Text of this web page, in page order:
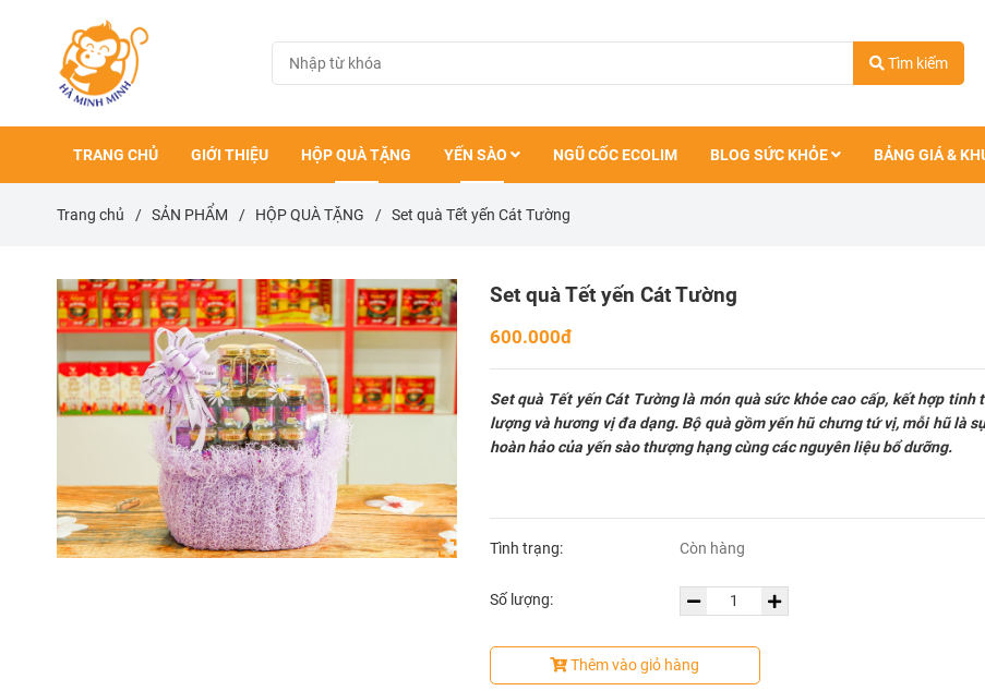
Tìm kiếm
TRANG CHỦ GIỚI THIỆU HỘP QUÀ TẶNG YẾN SÀO NGŨ CỐC ECOLIM BLOG SỨC KHỎE BẢNG GIÁ &
Trang chủ / SẢN PHẨM / HỘP QUÀ TẶNG / Set quà Tết yến Cát Tường
Set quà Tết yến Cát Tường
600.000đ
Set quà Tết yến Cát Tường là món quà sức khỏe cao cấp, kết hợp tinh
lượng và hương vị đa dạng. Bộ quà gồm yến hũ chưng tứ vị, mỗi hũ là
hoàn hảo của yến sào thượng hạng cùng các nguyên liệu bổ dưỡng.
Tình trạng: Còn hàng
Số lượng:
Thêm vào giỏ hàng